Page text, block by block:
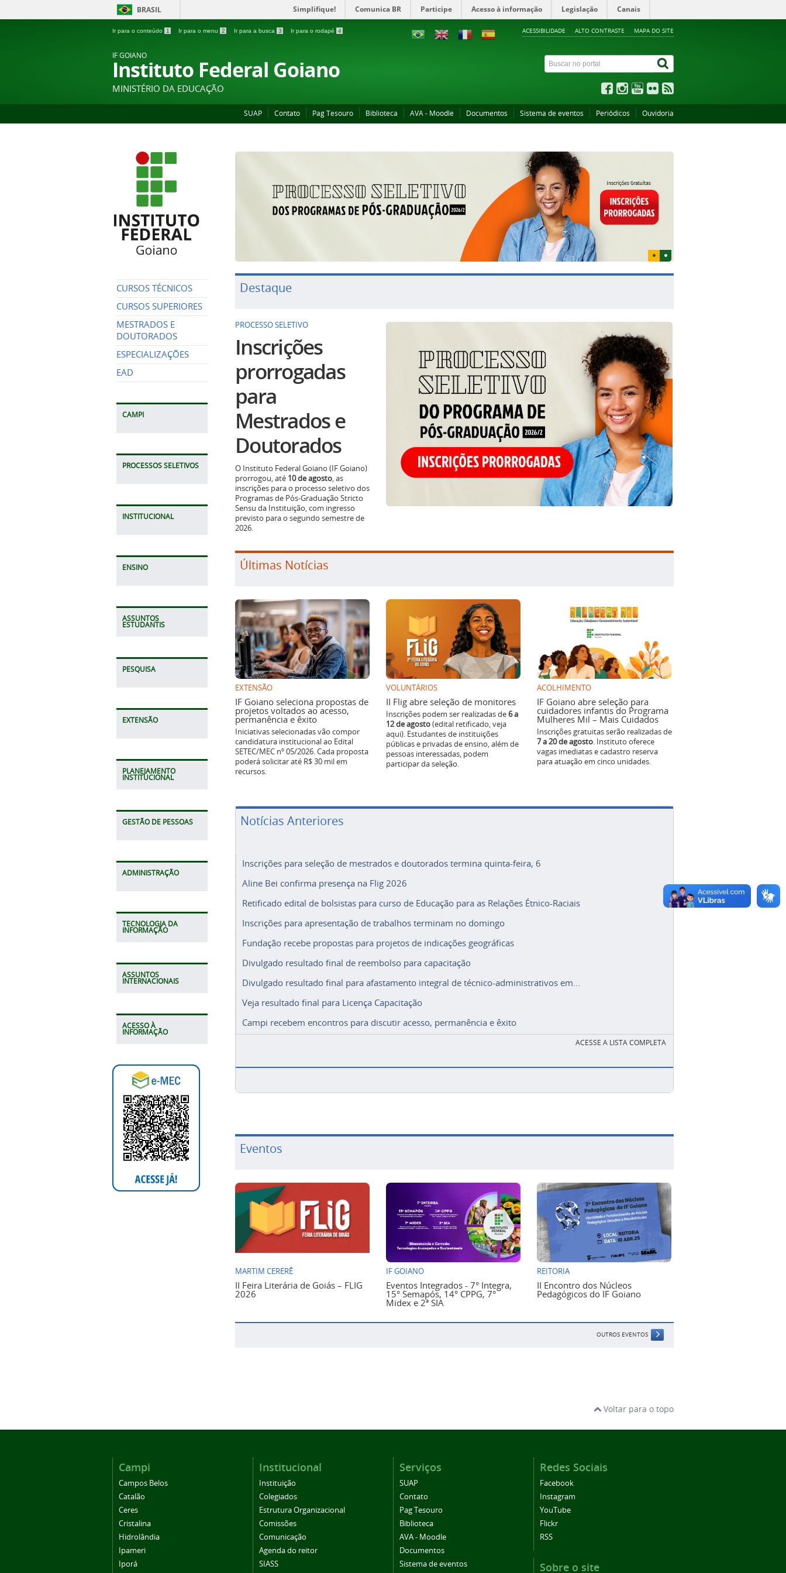
BRASIL Simplifique! Comunica BR Participe Acesso à informação Legislação Canais
Ir para o conteúdo 1 Ir para o menu 2 Ir para a busca 3 Ir para o rodapé 4 ACESSIBILIDADE ALTO CONTRASTE MAPA DO SITE
IF GOIANO
Instituto Federal Goiano
MINISTÉRIO DA EDUCAÇÃO
SUAP Contato Pag Tesouro Biblioteca AVA - Moodle Documentos Sistema de eventos Periódicos Ouvidoria
CURSOS TÉCNICOS
CURSOS SUPERIORES
MESTRADOS E
DOUTORADOS
ESPECIALIZAÇÕES
EAD
CAMPI
PROCESSOS SELETIVOS
INSTITUCIONAL
ENSINO
ASSUNTOS
ESTUDANTIS
PESQUISA
EXTENSÃO
PLANEJAMENTO
INSTITUCIONAL
GESTÃO DE PESSOAS
ADMINISTRAÇÃO
TECNOLOGIA DA
INFORMAÇÃO
ASSUNTOS
INTERNACIONAIS
ACESSO À
INFORMAÇÃO
Destaque
PROCESSO SELETIVO
Inscrições
prorrogadas
para
Mestrados e
Doutorados
O Instituto Federal Goiano (IF Goiano)
prorrogou, até 10 de agosto, as
inscrições para o processo seletivo dos
Programas de Pós-Graduação Stricto
Sensu da Instituição, com ingresso
previsto para o segundo semestre de
2026.
Últimas Notícias
EXTENSÃO
IF Goiano seleciona propostas de
projetos voltados ao acesso,
permanência e êxito
Iniciativas selecionadas vão compor
candidatura institucional ao Edital
SETEC/MEC nº 05/2026. Cada proposta
poderá solicitar até R$ 30 mil em
recursos.
VOLUNTÁRIOS
II Flig abre seleção de monitores
Inscrições podem ser realizadas de6 a
12 de agosto(edital retificado, veja
aqui). Estudantes de instituições
públicas e privadas de ensino, além de
pessoas interessadas, podem
participar da seleção.
ACOLHIMENTO
IF Goiano abre seleção para
cuidadores infantis do Programa
Mulheres Mil – Mais Cuidados
Inscrições gratuitas serão realizadas de
7 a 20 de agosto. Instituto oferece
vagas imediatas e cadastro reserva
para atuação em cinco unidades.
Notícias Anteriores
Inscrições para seleção de mestrados e doutorados termina quinta-feira, 6
Aline Bei confirma presença na Flig 2026
Retificado edital de bolsistas para curso de Educação para as Relações Étnico-Raciais
Inscrições para apresentação de trabalhos terminam no domingo
Fundação recebe propostas para projetos de indicações geográficas
Divulgado resultado final de reembolso para capacitação
Divulgado resultado final para afastamento integral de técnico-administrativos em...
Veja resultado final para Licença Capacitação
Campi recebem encontros para discutir acesso, permanência e êxito
ACESSE A LISTA COMPLETA
Eventos
MARTIM CERERÊ
II Feira Literária de Goiás – FLIG
2026
IF GOIANO
Eventos Integrados - 7° Integra,
15° Semapós, 14° CPPG, 7°
Midex e 2ª SIA
REITORIA
II Encontro dos Núcleos
Pedagógicos do IF Goiano
OUTROS EVENTOS
Voltar para o topo
Campi
Campos Belos
Catalão
Ceres
Cristalina
Hidrolândia
Ipameri
Iporá
Institucional
Instituição
Colegiados
Estrutura Organizacional
Comissões
Comunicação
Agenda do reitor
SIASS
Serviços
SUAP
Contato
Pag Tesouro
Biblioteca
AVA - Moodle
Documentos
Sistema de eventos
Redes Sociais
Facebook
Instagram
YouTube
Flickr
RSS
Sobre o site